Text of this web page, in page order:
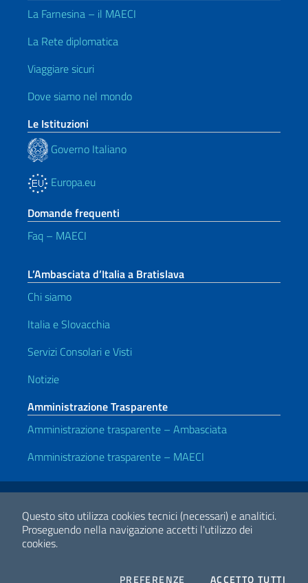
Questo sito utilizza cookies tecnici (necessari) e analitici.
Proseguendo nella navigazione accetti l'utilizzo dei
cookies.
PREFERENZE COOKIESACCETTO TUTTI
La Farnesina – il MAECI
La Rete diplomatica
Viaggiare sicuri
Dove siamo nel mondo
Le Istituzioni
Governo Italiano
Europa.eu
Domande frequenti
Faq – MAECI
L’Ambasciata d’Italia a Bratislava
Chi siamo
Italia e Slovacchia
Servizi Consolari e Visti
Notizie
Amministrazione Trasparente
Amministrazione trasparente – Ambasciata
Amministrazione trasparente – MAECI
Link Utili